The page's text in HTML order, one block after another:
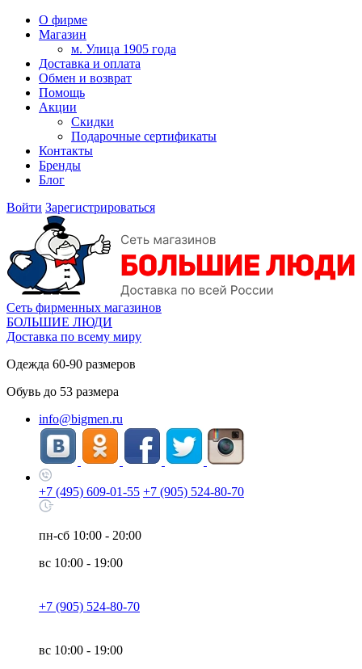
О фирме
Магазин
м. Улица 1905 года
Доставка и оплата
Обмен и возврат
Помощь
Акции
Скидки
Подарочные сертификаты
Контакты
Бренды
Блог
Войти Зарегистрироваться
Сеть фирменных магазинов
БОЛЬШИЕ ЛЮДИ
Доставка по всему миру
Одежда 60-90 размеров
Обувь до 53 размера
info@bigmen.ru
+7 (495) 609-01-55 +7 (905) 524-80-70
пн-сб 10:00 - 20:00
вс 10:00 - 19:00
+7 (905) 524-80-70
вс 10:00 - 19:00